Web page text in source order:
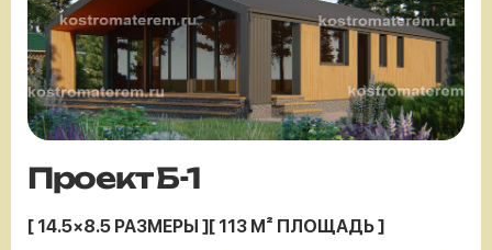
Проект Б-1
[ 14.5×8.5 РАЗМЕРЫ ] [ 113 М² ПЛОЩАДЬ ]